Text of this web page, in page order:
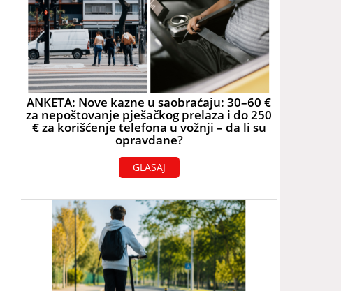
ANKETA: Nove kazne u saobraćaju: 30–60 €
za nepoštovanje pješačkog prelaza i do 250
€ za korišćenje telefona u vožnji – da li su
opravdane?
GLASAJ